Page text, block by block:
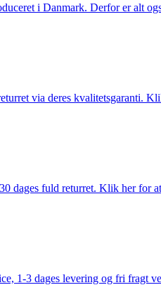
i Danmark. Derfor er alt
via deres kvalitetsgaranti.
dages fuld returret. Klik her for
1-3 dages levering og fri fragt